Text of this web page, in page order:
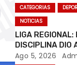
CATEGORIAS
NOTICIAS
LIGA
DISCIPLINA DIO
SANCIONES
Ago 5, 2026